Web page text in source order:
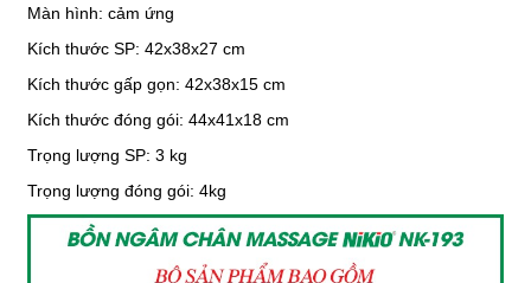
Màn hình: cảm ứng
Kích thước SP: 42x38x27 cm
Kích thước gấp gọn: 42x38x15 cm
Kích thước đóng gói: 44x41x18 cm
Trọng lượng SP: 3 kg
Trọng lượng đóng gói: 4kg